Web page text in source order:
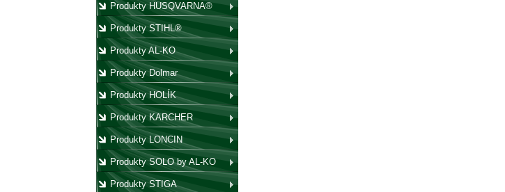
Produkty HUSQVARNA®
Produkty STIHL®
Produkty AL-KO
Produkty Dolmar
Produkty HOLÍK
Produkty KARCHER
Produkty LONCIN
Produkty SOLO by AL-KO
Produkty STIGA